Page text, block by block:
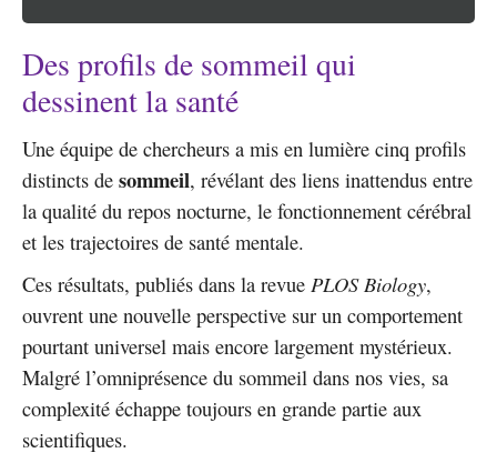
Des profils de sommeil qui
dessinent la santé
Une équipe de chercheurs a mis en lumière cinq profils
distincts de sommeil, révélant des liens inattendus entre
la qualité du repos nocturne, le fonctionnement cérébral
et les trajectoires de santé mentale.
Ces résultats, publiés dans la revue PLOS Biology,
ouvrent une nouvelle perspective sur un comportement
pourtant universel mais encore largement mystérieux.
Malgré l’omniprésence du sommeil dans nos vies, sa
complexité échappe toujours en grande partie aux
scientifiques.